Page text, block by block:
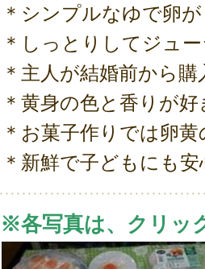
＊シンプルなゆで卵
＊しっとりしてジ
＊主人が結婚前から
＊黄身の色と香りが好
＊お菓子作りでは卵
＊新鮮で子どもにも
※各写真は、クリッ